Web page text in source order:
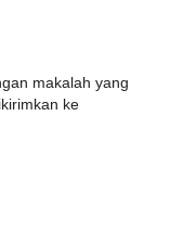
makalah yang
ke